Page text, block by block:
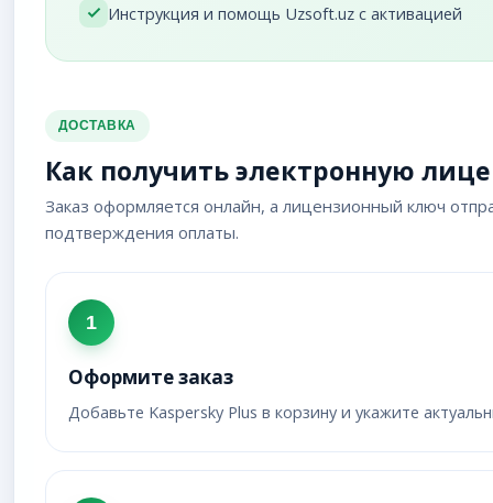
Инструкция и помощь Uzsoft.uz с активацией
ДОСТАВКА
Как получить электронную
Заказ оформляется онлайн, а лицензионный ключ
подтверждения оплаты.
1
Оформите заказ
Добавьте Kaspersky Plus в корзину и укажите